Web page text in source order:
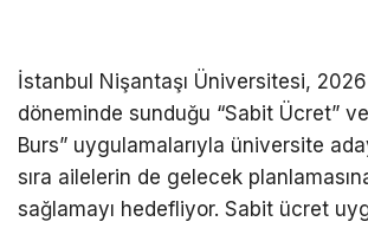
İstanbul Nişantaşı Üniversitesi,
döneminde sunduğu “Sabit Ücret”
Burs” uygulamalarıyla üniversite
sıra ailelerin de gelecek
sağlamayı hedefliyor. Sabit ücret